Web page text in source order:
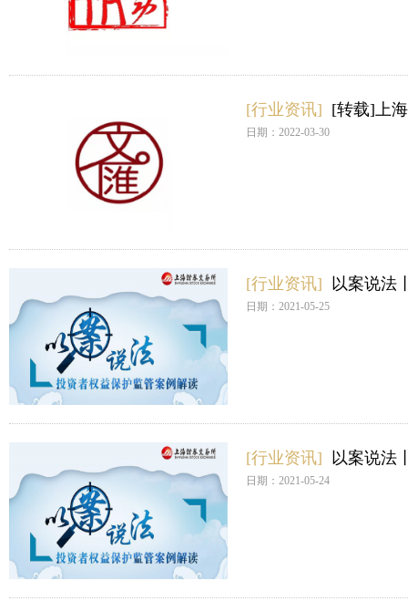
[行业资讯] [转载]上
日期：2022-03-30
[行业资讯] 以案说法
日期：2021-05-25
[行业资讯] 以案说法
日期：2021-05-24